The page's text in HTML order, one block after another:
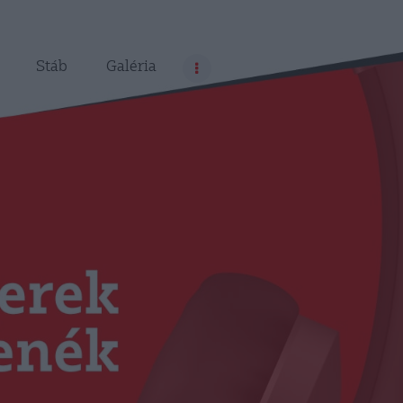
Stáb Galéria